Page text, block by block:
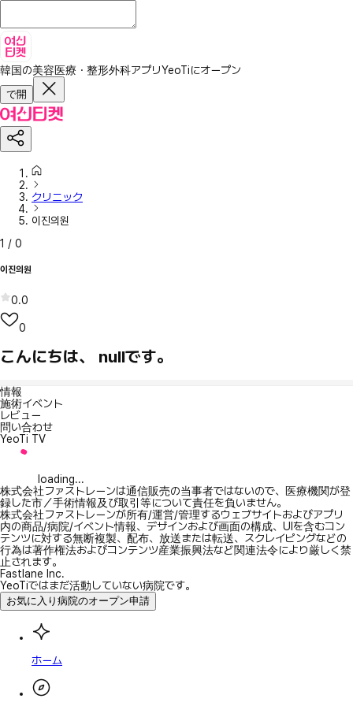
韓国の美容医療・整形外科アプリYeoTiにオープン
で開
クリニック
이진의원
1 / 0
이진의원
0.0
0
こんにちは、 nullです。
情報
施術イベント
レビュー
問い合わせ
YeoTi TV
loading...
株式会社ファストレーンは通信販売の当事者ではないので、医療機関が登
録した市／手術情報及び取引等について責任を負いません。
株式会社ファストレーンが所有/運営/管理するウェブサイトおよびアプリ
内の商品/病院/イベント情報、デザインおよび画面の構成、UIを含むコン
テンツに対する無断複製、配布、放送または転送、スクレイピングなどの
行為は著作権法およびコンテンツ産業振興法など関連法令により厳しく禁
止されます。
Fastlane Inc.
YeoTiではまだ活動していない病院です。
お気に入り病院のオープン申請
ホーム